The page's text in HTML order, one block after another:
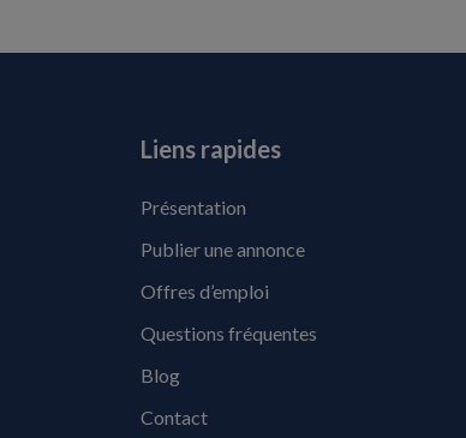
Liens rapides
Présentation
Publier une annonce
Offres d’emploi
Questions fréquentes
Blog
Contact